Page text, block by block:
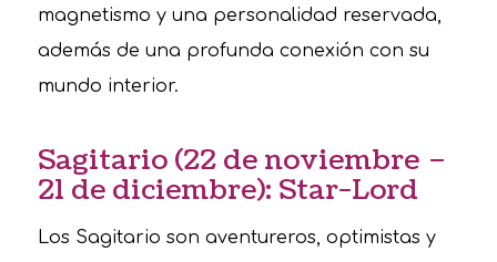
magnetismo y una personalidad reservada,
además de una profunda conexión con su
mundo interior.
Sagitario (22 de noviembre –
21 de diciembre): Star-Lord
Los Sagitario son aventureros, optimistas y